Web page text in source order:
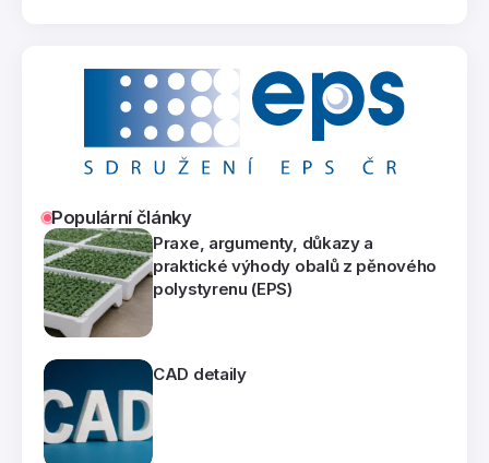
Populární články
Praxe, argumenty, důkazy a
praktické výhody obalů z pěnového
polystyrenu (EPS)
CAD detaily